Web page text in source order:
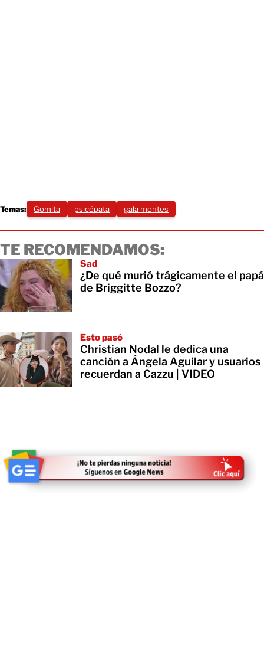
Temas: Gomita psicópata gala montes
TE RECOMENDAMOS:
Sad
¿De qué murió trágicamente el papá
de Briggitte Bozzo?
Esto pasó
Christian Nodal le dedica una
canción a Ángela Aguilar y usuarios
recuerdan a Cazzu | VIDEO